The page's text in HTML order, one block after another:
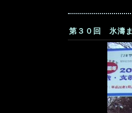
第３０回 氷濤